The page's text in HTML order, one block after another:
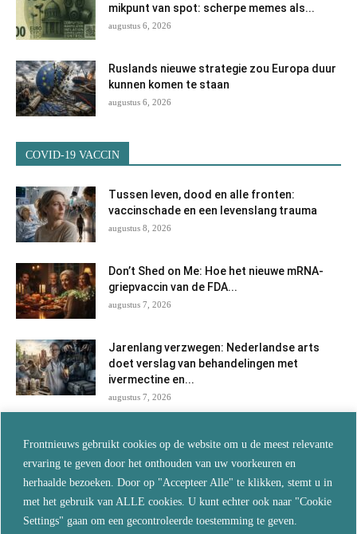
Frontnieuws gebruikt cookies op de website om u de meest relevante
ervaring te geven door het onthouden van uw voorkeuren en
herhaalde bezoeken. Door op "Accepteer Alle" te klikken, stemt u in
met het gebruik van ALLE cookies. U kunt echter ook naar "Cookie
Settings" gaan om een gecontroleerde toestemming te geven.
mikpunt van spot: scherpe memes als...
augustus 6, 2026
Ruslands nieuwe strategie zou Europa duur
kunnen komen te staan
augustus 6, 2026
COVID-19 VACCIN
Tussen leven, dood en alle fronten:
vaccinschade en een levenslang trauma
augustus 8, 2026
Don’t Shed on Me: Hoe het nieuwe mRNA-
griepvaccin van de FDA...
augustus 7, 2026
Jarenlang verzwegen: Nederlandse arts
doet verslag van behandelingen met
ivermectine en...
augustus 7, 2026
langer op de...
augustus 5, 2026
De echte reden waarom je overal
‘turboveroudering’ ziet… en wat dit...